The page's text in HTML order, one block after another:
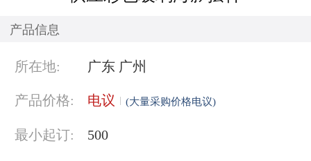
产品信息
所在地: 广东 广州
产品价格: 电议 (大量采购价格电议)
最小起订: 500